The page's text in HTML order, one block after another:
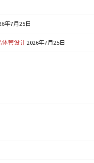
年7月25日
体管设计2026年7月25日